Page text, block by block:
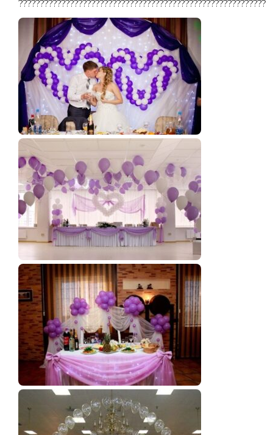
??????????????????????????????????????????????????????????